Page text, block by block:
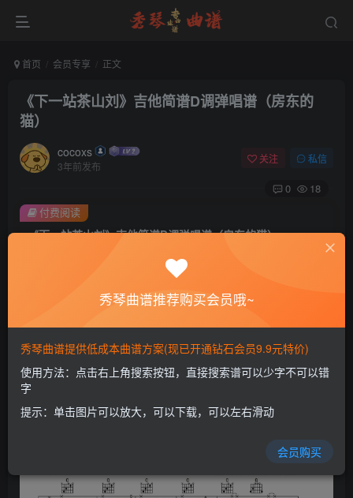
首页 会员专享 正文
《下一站茶山刘》吉他简谱D调弹唱谱（房东的
猫）
cocoxs
3年前发布
关注 私信
0 18
《下一站茶山刘》吉他简谱D调弹唱谱（房东的猫）
会员专属资源
免费
您暂无购买权限，请先开通会员
开通会员
付费阅读
秀琴曲谱推荐购买会员哦~
秀琴曲谱提供低成本曲谱方案(现已开通钻石会员9.9元特价)
使用方法：点击右上角搜索按钮，直接搜索谱可以少字不可以错
字
提示：单击图片可以放大，可以下载，可以左右滑动
会员购买